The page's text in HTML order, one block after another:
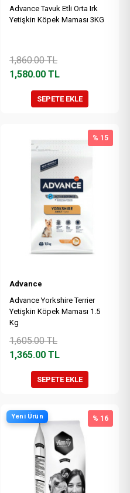
Advance Tavuk Etli Orta Irk
Yetişkin Köpek Maması 3KG
1,860.00TL
1,580.00 TL
SEPETE EKLE
Advance
Advance Yorkshire Terrier
Yetişkin Köpek Maması 1.5
Kg
1,605.00TL
1,365.00 TL
% 15
SEPETE EKLE
Yeni Ürün % 16